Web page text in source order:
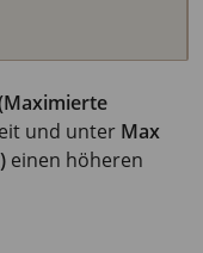
und unter Max
einen höheren